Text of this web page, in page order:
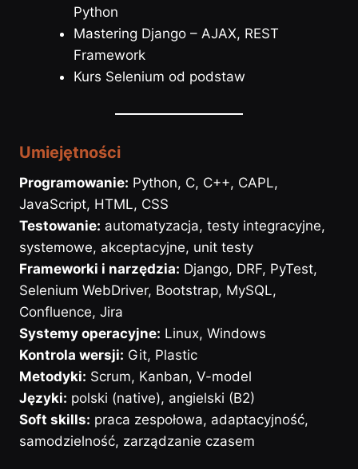
Python
Mastering Django – AJAX, REST
Framework
Kurs Selenium od podstaw
Umiejętności
Programowanie: Python, C, C++, CAPL,
JavaScript, HTML, CSS
Testowanie: automatyzacja, testy integracyjne,
systemowe, akceptacyjne, unit testy
Frameworki i narzędzia: Django, DRF, PyTest,
Selenium WebDriver, Bootstrap, MySQL,
Confluence, Jira
Systemy operacyjne: Linux, Windows
Kontrola wersji: Git, Plastic
Metodyki: Scrum, Kanban, V-model
Języki: polski (native), angielski (B2)
Soft skills: praca zespołowa, adaptacyjność,
samodzielność, zarządzanie czasem